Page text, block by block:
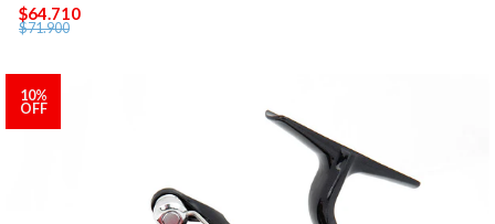
$64.710
$71.900
10%
OFF